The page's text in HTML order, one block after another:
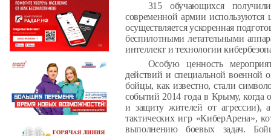
315 обучающихся
современной армии
осуществляется ускоренная
беспилотными летательными
интеллект и технологии
Особую ценность
действий и специальной военной
бойцы, как известно, стали
событий 2014 года в Крыму, когда
и защиту жителей от агрессии),
тактических игр «КиберАрена»,
выполнению боевых задач.